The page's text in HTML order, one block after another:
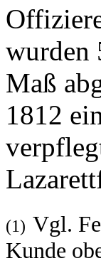
wurden
Maß
1812
(1) Vgl.
Kunde